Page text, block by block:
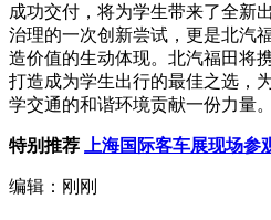
成功交付，将为学生带来了全新
治理的一次创新尝试，更是北汽
造价值的生动体现。北汽福田将
打造成为学生出行的最佳之选，
学交通的和谐环境贡献一份力量。
特别推荐 上海国际客车展现场参
编辑：刚刚